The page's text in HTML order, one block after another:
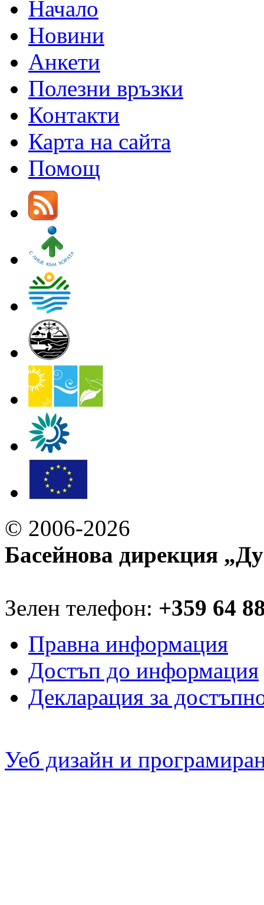
Начало
Новини
Анкети
Полезни връзки
Контакти
Карта на сайта
Помощ
© 2006-2026
Басейнова дирекция
Зелен телефон: +359 64
Правна информация
Достъп до информация
Декларация за
Уеб дизайн и